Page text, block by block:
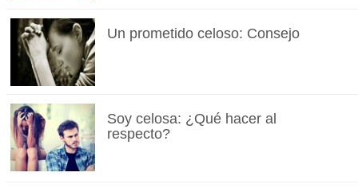
Un prometido celoso: Consejo
Soy celosa: ¿Qué hacer al
respecto?